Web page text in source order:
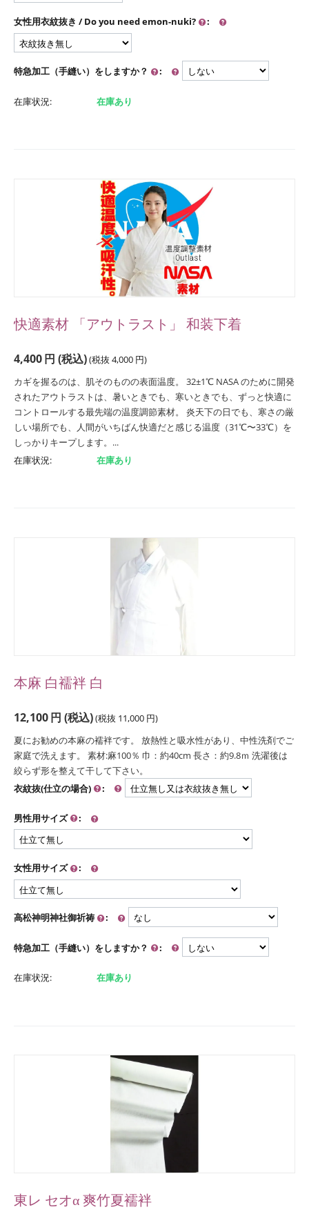
女性用衣紋抜き / Do you need emon-nuki? :
特急加工（手縫い）をしますか？ :
在庫状況: 在庫あり
快適素材 「アウトラスト」 和装下着
4,400円 (税込)(税抜 4,000 円)
カギを握るのは、肌そのものの表面温度。 32±1℃ NASA のために開発
されたアウトラストは、暑いときでも、寒いときでも、ずっと快適に
コントロールする最先端の温度調節素材。 炎天下の日でも、寒さの厳
しい場所でも、人間がいちばん快適だと感じる温度（31℃〜33℃）を
しっかりキープします。...
在庫状況:
在庫あり
本麻 白襦袢 白
12,100円 (税込)(税抜 11,000 円)
夏にお勧めの本麻の襦袢です。 放熱性と吸水性があり、中性洗剤でご
家庭で洗えます。 素材:麻100％ 巾：約40cm 長さ：約9.8ｍ 洗濯後は
絞らず形を整えて干して下さい。
衣紋抜(仕立の場合)
:
男性用サイズ :
女性用サイズ :
高松神明神社御祈祷 :
特急加工（手縫い）をしますか？ :
在庫状況: 在庫あり
東レ セオα 爽竹夏襦袢